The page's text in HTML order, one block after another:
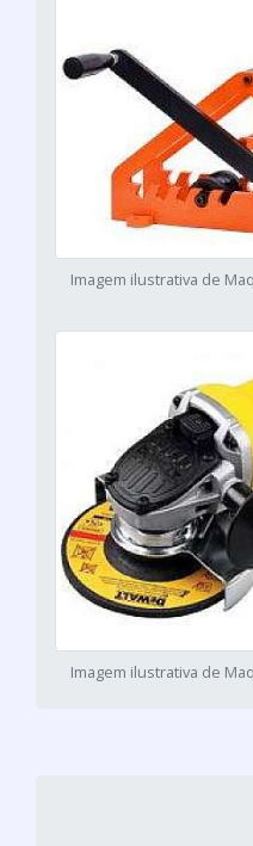
Imagem ilustrativa de
Imagem ilustrativa de